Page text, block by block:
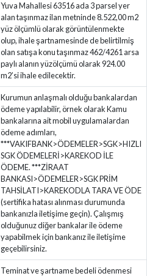
Yuva Mahallesi 63516 ada 3 parsel yer
alan taşınmaz ilan metninde 8.522,00 m2
yüz ölçümlü olarak görüntülenmekte
olup, ihale şartnamesinde de belirtilmiş
olan satışa konu taşınmaz 462/4261 arsa
paylı alanın yüzölçümü olarak 924.00
m2’si ihale edilecektir.
Kurumun anlaşmalı olduğu bankalardan
ödeme yapılabilir, örnek olarak Kamu
bankalarına ait mobil uygulamalardan
ödeme adımları,
***VAKIFBANK>ÖDEMELER>SGK>HIZLI
SGK ÖDEMELERİ>KAREKOD İLE
ÖDEME. ***ZİRAAT
BANKASI>ÖDEMELER>SGK PRİM
TAHSİLATI>KAREKODLA TARA VE ÖDE
(sertifika hatası alınması durumunda
bankanızla iletişime geçin). Çalışmış
olduğunuz diğer bankalar ile ödeme
yapabilmek için bankanız ile iletişime
geçebilirsiniz.
Teminat ve şartname bedeli ödenmesi